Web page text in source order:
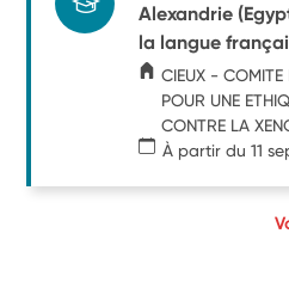
Alexandrie
la langue
CIEUX - COMITE
POUR UNE
CONTRE LA
À partir du 11